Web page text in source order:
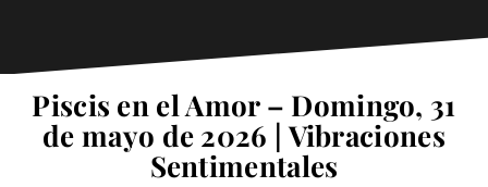
Piscis en el Amor – Domingo, 31
de mayo de 2026 | Vibraciones
Sentimentales